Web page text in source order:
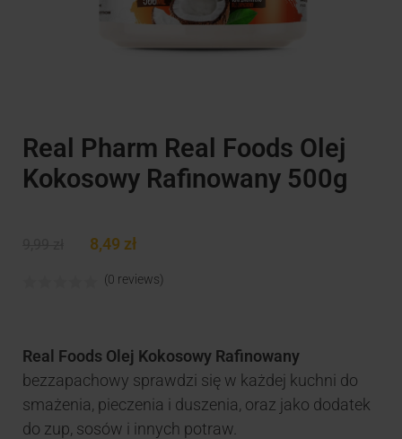
Real Pharm Real Foods Olej
Kokosowy Rafinowany 500g
8,49 zł
(0 reviews)
Real Foods Olej Kokosowy Rafinowany
bezzapachowy sprawdzi się w każdej kuchni do
smażenia, pieczenia i duszenia, oraz jako dodatek
do zup, sosów i innych potraw.